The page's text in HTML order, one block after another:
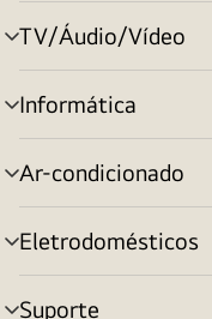
TV/Áudio/Vídeo
alternar
menu
Informática
alternar
menu
Ar-condicionado
alternar
menu
Eletrodomésticos
alternar
menu
Suporte